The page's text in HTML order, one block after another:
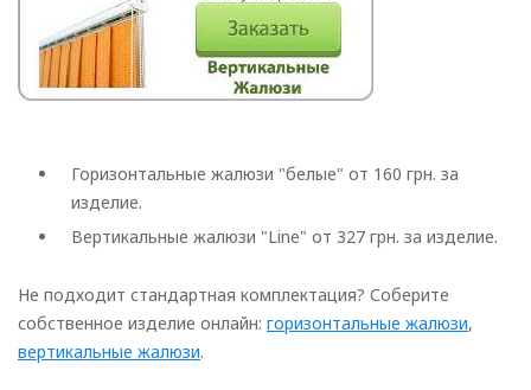
Горизонтальные жалюзи "белые" от 160 грн. за
изделие.
Вертикальные жалюзи "Line" от 327 грн. за изделие.
Не подходит стандартная комплектация? Соберите
собственное изделие онлайн: горизонтальные жалюзи,
вертикальные жалюзи.